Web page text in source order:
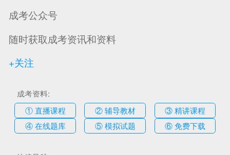
成考公众号
随时获取成考资讯和资料
+关注
成考资料:
① 直播课程
② 辅导教材
③ 精讲课程
④ 在线题库
⑤ 模拟试题 ⑥ 免费下载